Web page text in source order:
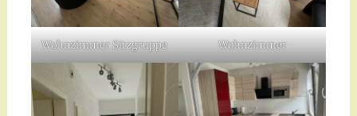
Wohnzimmer Sitzgruppe Wohnzimmer